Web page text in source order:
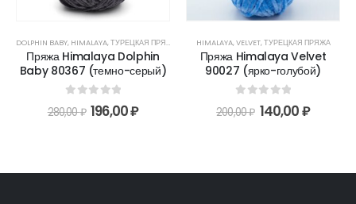
DOLPHIN BABY, HIMALAYA,ТУРЕЦКАЯ ПРЯЖА
Пряжа Himalaya Dolphin
Baby 80367 (темно-серый)
out of 5
280,00₽ 196,00₽
HIMALAYA,VELVET,ТУРЕЦКАЯ ПРЯЖА
Пряжа Himalaya Velvet
90027 (ярко-голубой)
out of 5
200,00₽ 140,00₽